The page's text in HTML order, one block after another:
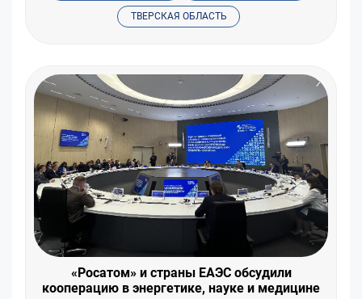
ТВЕРСКАЯ ОБЛАСТЬ
«Росатом» и страны ЕАЭС обсудили
кооперацию в энергетике, науке и медицине